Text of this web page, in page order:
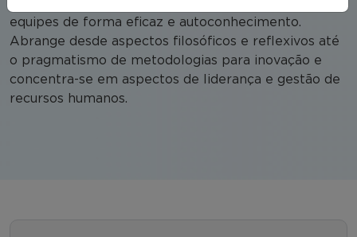
equipes de forma eficaz e autoconhecimento.
Abrange desde aspectos filosóficos e reflexivos até
o pragmatismo de metodologias para inovação e
concentra-se em aspectos de liderança e gestão de
recursos humanos.